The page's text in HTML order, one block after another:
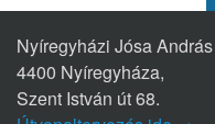
Nyíregyházi Jósa
4400 Nyíregyháza,
Szent István út 68.